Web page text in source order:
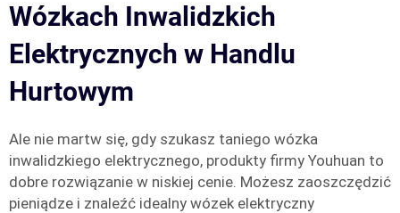
Wózkach Inwalidzkich
Elektrycznych w Handlu
Hurtowym
Ale nie martw się, gdy szukasz taniego wózka
inwalidzkiego elektrycznego, produkty firmy Youhuan to
dobre rozwiązanie w niskiej cenie. Możesz zaoszczędzić
pieniądze i znaleźć idealny wózek elektryczny